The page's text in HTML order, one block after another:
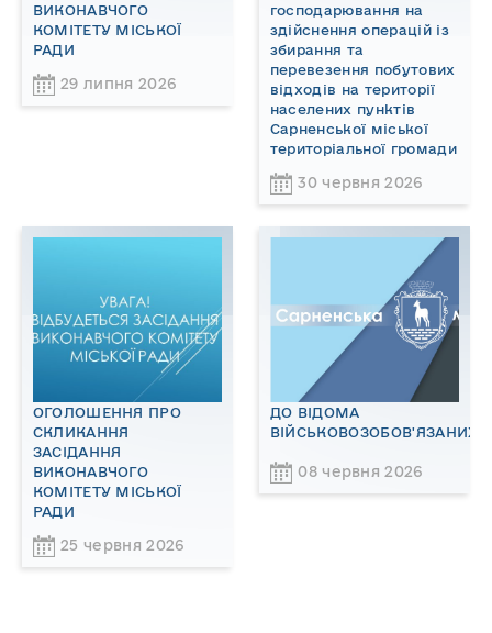
ВИКОНАВЧОГО
КОМІТЕТУ МІСЬКОЇ
РАДИ
29 липня 2026
господарювання на
здійснення операцій із
збирання та
перевезення побутових
відходів на території
населених пунктів
Сарненської міської
територіальної громади
30 червня 2026
ОГОЛОШЕННЯ ПРО
СКЛИКАННЯ
ЗАСІДАННЯ
ВИКОНАВЧОГО
КОМІТЕТУ МІСЬКОЇ
РАДИ
25 червня 2026
ДО ВІДОМА
ВІЙСЬКОВОЗОБОВ'ЯЗАНИХ!
08 червня 2026